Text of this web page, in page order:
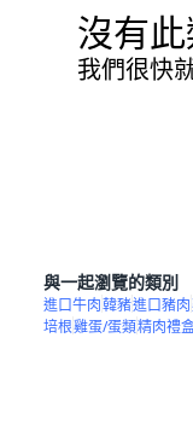
沒有此
我們很快
與一起瀏覽的類別
進口牛肉韓豬進口豬肉
培根雞蛋/蛋類精肉禮